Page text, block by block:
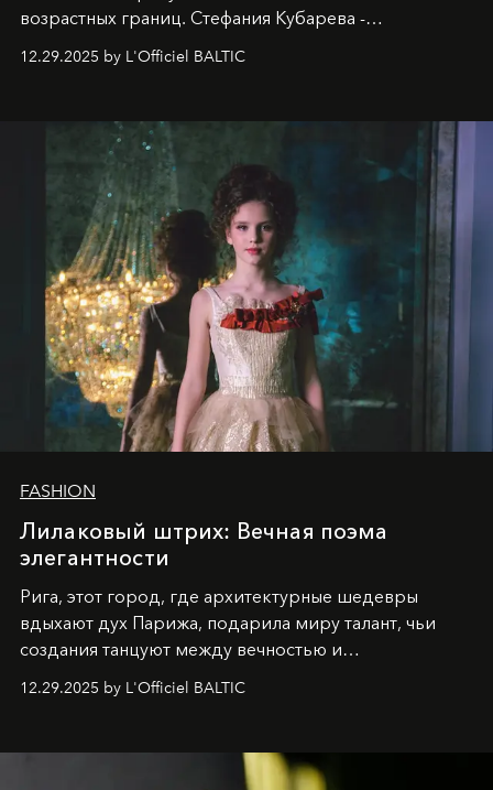
возрастных границ. Стефания Кубарева -
десятилетняя обладательница невероятной
харизмы, чье имя уже украшает обложки
2025
и LUXIA June 2025, представляет собой
уникальное явление современной культуры.
12.29.2025 by L'Officiel BALTIC
FASHION
Лилаковый штрих: Вечная поэма
элегантности
Рига, этот город, где архитектурные шедевры
вдыхают дух Парижа, подарила миру талант, чьи
создания танцуют между вечностью и
современностью.
12.29.2025 by L'Officiel BALTIC